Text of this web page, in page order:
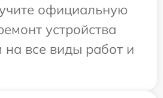
официальную
устройства
на все виды работ и